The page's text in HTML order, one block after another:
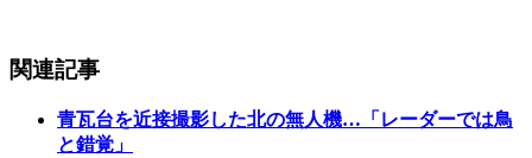
関連記事
青瓦台を近接撮影した北の無人機…「レーダーでは鳥
と錯覚」